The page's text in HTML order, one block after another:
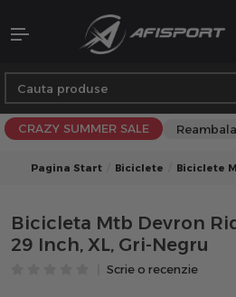
CRAZY SUMMER SALE
Pagina Start Biciclete Biciclete
Bicicleta Mtb Devron
29 Inch, XL, Gri-Negru
Scrie o recenzie